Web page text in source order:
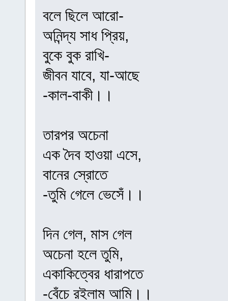
বলে ছিলে আরো-
অনিন্দ্য সাধ প্রিয়,
বুকে বুক রাখি-
জীবন যাবে, যা-আছে
-কাল-বাকী।।
তারপর অচেনা
এক দৈব হাওয়া এসে,
বানের স্রোতে
-তুমি গেলে ভেসেঁ।।
দিন গেল, মাস গেল
অচেনা হলে তুমি,
একাকিত্বের ধারাপতে
-বেঁচে রইলাম আমি।।